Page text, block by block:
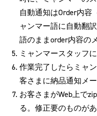
自動通知はOrder内容
ャンマー語に自動翻
語のままorder内容の
ミャンマースタッフ
作業完了したらミャ
客さまに納品通知メ
お客さまがWeb上で
る。修正要のものが